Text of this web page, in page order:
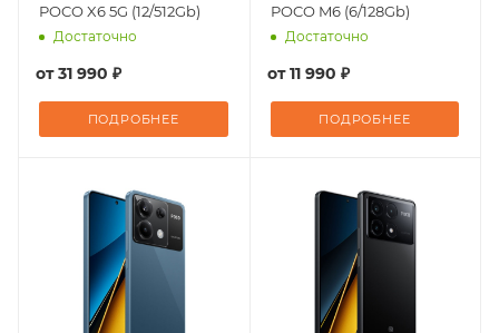
POCO X6 5G (12/512Gb)
Достаточно
от31 990 ₽
ПОДРОБНЕЕ
POCO M6 (6/128Gb)
Достаточно
от11 990 ₽
ПОДРОБНЕЕ